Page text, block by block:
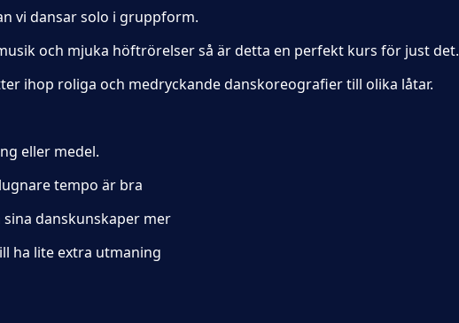
vi dansar solo i gruppform.
och mjuka höftrörelser så är detta en perfekt kurs för just det.
ihop roliga och medryckande danskoreografier till olika låtar.
eller medel.
tempo är bra
danskunskaper mer
ha lite extra utmaning